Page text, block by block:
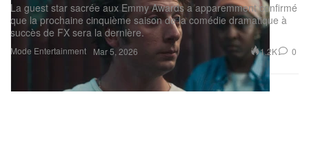
Mode Entertainment
La guest star sacrée aux Emmy Awards a apparemment confirmé
que la prochaine cinquième saison de la comédie dramatique à
succès de FX sera la dernière.
Mar 5, 2026 1.2K 0